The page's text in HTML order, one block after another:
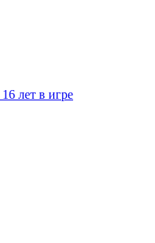
16 лет в игре